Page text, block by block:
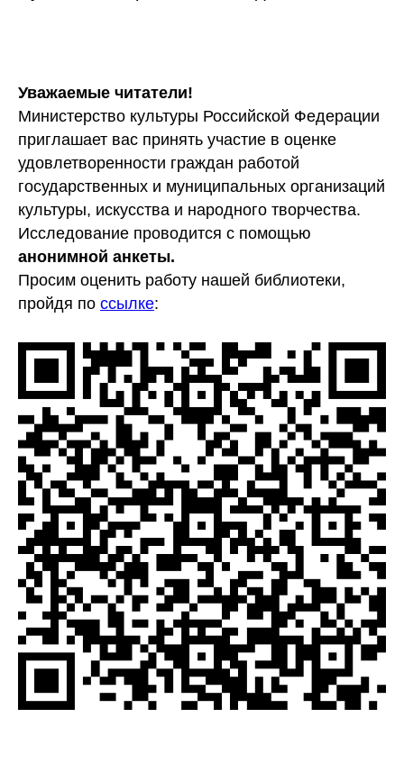
Уважаемые читатели!
Министерство культуры Российской Федерации
приглашает вас принять участие в оценке
удовлетворенности граждан работой
государственных и муниципальных организаций
культуры, искусства и народного творчества.
Исследование проводится с помощью
анонимной анкеты.
Просим оценить работу нашей библиотеки,
пройдя по ссылке: